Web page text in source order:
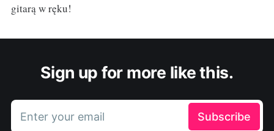
gitarą w ręku!
Sign up for more like this.
Enter your email Subscribe